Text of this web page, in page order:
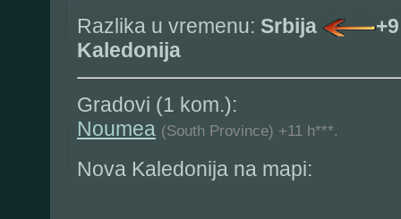
Razlika u vremenu: Srbija
Kaledonija
Gradovi (1 kom.):
Noumea (South Province) +11 h***.
Nova Kaledonija na mapi: